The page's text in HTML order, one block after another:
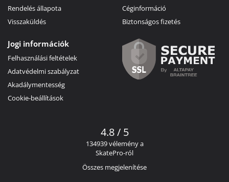
Rendelés állapota
Visszaküldés
Céginformáció
Biztonságos fizetés
Jogi információk
Felhasználási feltételek
Adatvédelmi szabályzat
Akadálymentesség
Cookie-beállítások
4.8 / 5
134939 vélemény a
SkatePro-ról
Összes megjelenítése